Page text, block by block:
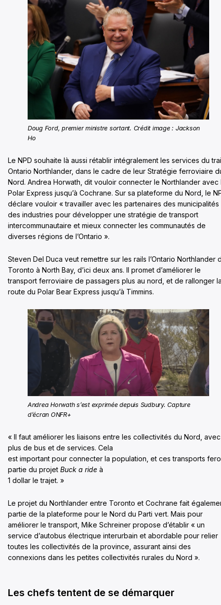
Doug Ford, premier ministre sortant. Crédit image : Jackson
Ho
Le NPD souhaite là aussi rétablir intégralement les services du
Ontario Northlander, dans le cadre de leur Stratégie ferroviaire
Nord. Andrea Horwath, dit vouloir connecter le Northlander avec
Polar Express jusqu’à Cochrane. Sur sa plateforme du Nord, le
déclare vouloir « travailler avec les partenaires des municipalités
des industries pour développer une stratégie de transport
intercommunautaire et mieux connecter les communautés de
diverses régions de l’Ontario ».
Steven Del Duca veut remettre sur les rails l’Ontario Northlander
Toronto à North Bay, d’ici deux ans. Il promet d’améliorer le
transport ferroviaire de passagers plus au nord, et de rallonger
route du Polar Bear Express jusqu’à Timmins.
Andrea Horwath s’est exprimée depuis Sudbury. Capture
d’écran ONFR+
« Il faut améliorer les liaisons entre les collectivités du Nord, avec
plus de bus et de services. Cela
est important pour connecter la population, et ces transports
partie du projet Buck a ride à
1 dollar le trajet. »
Le projet du Northlander entre Toronto et Cochrane fait
partie de la plateforme pour le Nord du Parti vert. Mais pour
améliorer le transport, Mike Schreiner propose d’établir « un
service d’autobus électrique interurbain et abordable pour relier
toutes les collectivités de la province, assurant ainsi des
connexions dans les petites collectivités rurales du Nord ».
Les chefs tentent de se démarquer